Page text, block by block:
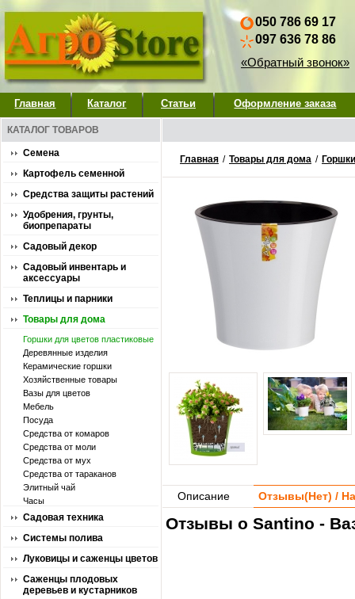
050 786 69 17
097 636 78 86
«Обратный звонок»
Главная Каталог Статьи Оформление заказа
КАТАЛОГ ТОВАРОВ
Семена
Картофель семенной
Средства защиты растений
Удобрения, грунты,
биопрепараты
Садовый декор
Садовый инвентарь и
аксессуары
Теплицы и парники
Товары для дома
Горшки для цветов пластиковые
Деревянные изделия
Керамические горшки
Хозяйственные товары
Вазы для цветов
Мебель
Посуда
Средства от комаров
Средства от моли
Средства от мух
Средства от тараканов
Элитный чай
Часы
Садовая техника
Системы полива
Луковицы и саженцы цветов
Саженцы плодовых
деревьев и кустарников
Главная / Товары для дома /
Описание Отзывы(Нет) /
Отзывы о Santino -